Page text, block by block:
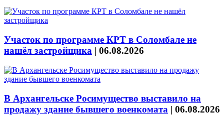
Участок по программе КРТ в Соломбале не
нашёл застройщика | 06.08.2026
В Архангельске Росимущество выставило на
продажу здание бывшего военкомата | 06.08.2026